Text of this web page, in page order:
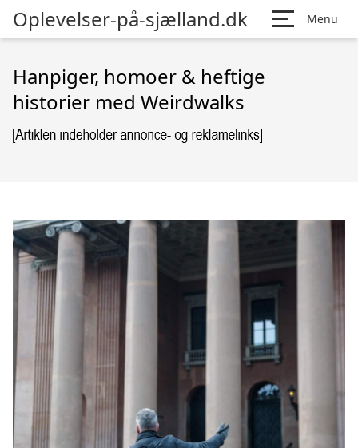
Oplevelser-på-sjælland.dk Menu
Hanpiger, homoer & heftige
historier med Weirdwalks